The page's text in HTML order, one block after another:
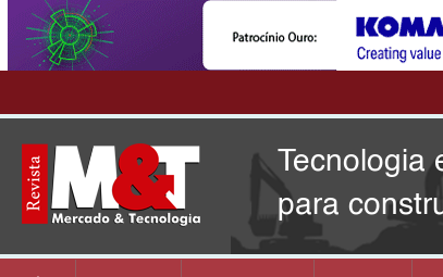
Tecnologia
para